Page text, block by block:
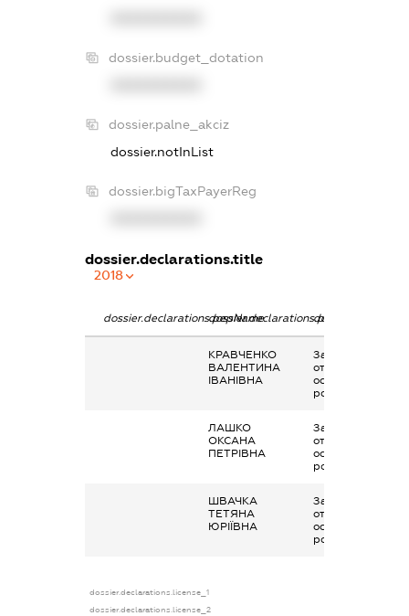
dossier.budget_dotation
dossier.palne_akciz
dossier.notInList
dossier.bigTaxPayerReg
dossier.declarations.title
2018
dossier.declarations.pepNamedossier.declarations.personName
КРАВЧЕНКО
ВАЛЕНТИНА
ІВАНІВНА
Заробітна плата
отримана за
основним місцем
роботи
ЛАШКО
ОКСАНА
ПЕТРІВНА
Заробітна плата
отримана за
основним місцем
роботи
ШВАЧКА
ТЕТЯНА
ЮРІЇВНА
Заробітна плата
отримана за
основним місцем
роботи
dossier.declarations.license_1
dossier.declarations.license_2